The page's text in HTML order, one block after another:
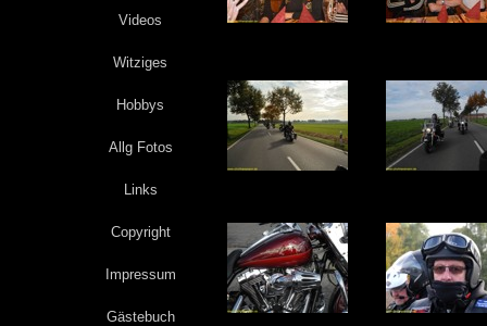
Videos
Witziges
Hobbys
Allg Fotos
Links
Copyright
Impressum
Gästebuch